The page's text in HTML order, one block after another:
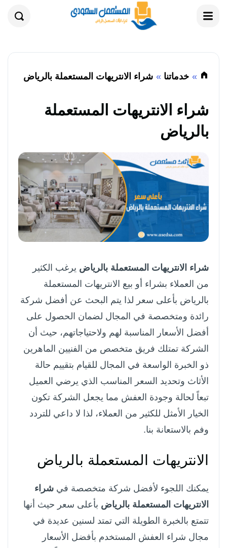
خدماتنا شراء الانتريهات المستعملة بالرياض
شراء الانتريهات المستعملة
بالرياض
شراء الانتريهات المستعملة بالرياض يرغب الكثير
من العملاء بشراء أو بيع الانتريهات المستعملة
بالرياض بأعلى سعر لذا يتم البحث عن أفضل شركة
رائدة ومتخصصة في المجال لضمان الحصول على
أفضل الأسعار المناسبة لهم ولاحتياجاتهم، حيث أن
الشركة تمتلك فريق متخصص من الفنيين الماهرين
ذو الخبرة الواسعة في المجال للقيام بتقييم حالة
الأثاث وتحديد السعر المناسب الذي يرضي العميل
تبعاً لحالة وجودة العفش مما يجعل الشركة تكون
الخيار الأمثل للكثير من العملاء، لذا لا داعي للتردد
وفم بالاستعانة بنا.
الانتريهات المستعملة بالرياض
يمكنك اللجوء لأفضل شركة متخصصة في شراء
الانتريهات المستعملة بالرياض بأعلى سعر حيث أنها
تتمتع بالخبرة الطويلة التي تمتد لسنين عديدة في
مجال شراء العفش المستخدم بأفضل الأسعار